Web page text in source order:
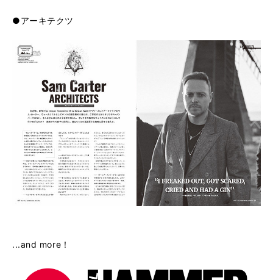
●アーキテクツ
...and more！